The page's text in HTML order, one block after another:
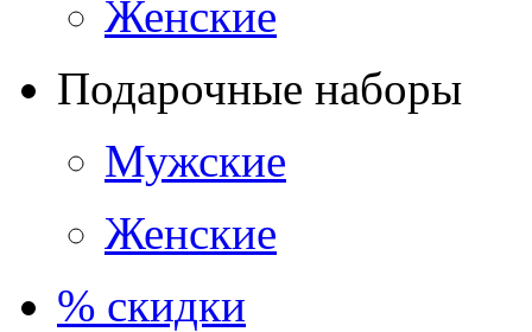
Женские
Подарочные наборы
Мужские
Женские
% скидки